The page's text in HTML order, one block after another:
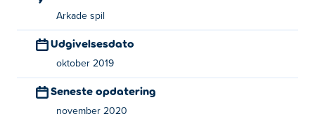
Arkade spil
Udgivelsesdato
oktober 2019
Seneste opdatering
november 2020